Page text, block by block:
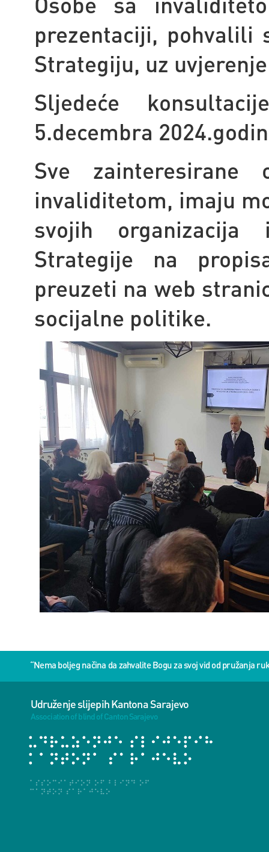
prezentaciji,
Strategiju, uz
Sljedeće
5.decembra
Sve
invaliditetom, imaju
svojih
Strategije na
preuzeti na web
socijalne politike.
“Nema boljeg načina da zahvalite Bogu za svoj vid od pružanja
Udruženje slijepih Kantona Sarajevo
Association of blind of Canton Sarajevo